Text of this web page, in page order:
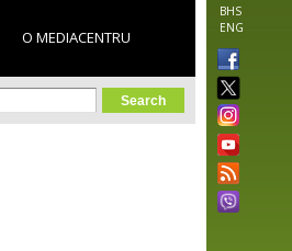
BHS
ENG
O MEDIACENTRU